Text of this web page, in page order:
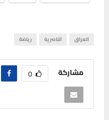
العراق الناصرية رياضة
مشاركة 0